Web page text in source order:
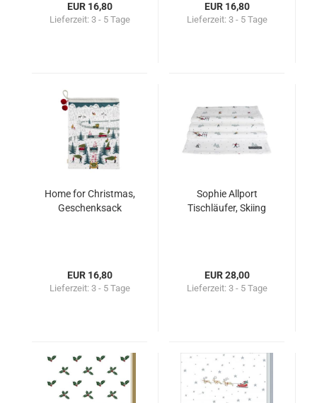
EUR 16,80
Lieferzeit: 3 - 5 Tage
EUR 16,80
Lieferzeit: 3 - 5 Tage
Home for Christmas,
Geschenksack
EUR 16,80
Lieferzeit: 3 - 5 Tage
Sophie Allport
Tischläufer, Skiing
EUR 28,00
Lieferzeit: 3 - 5 Tage